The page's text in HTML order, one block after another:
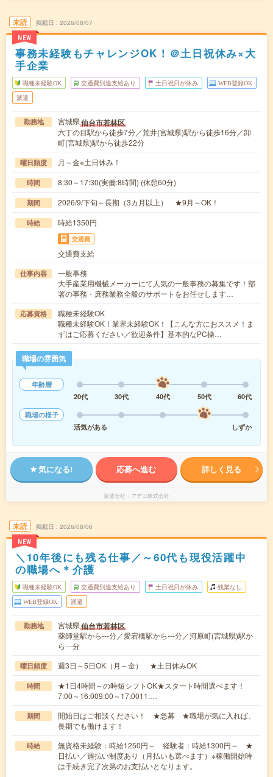
未読
NEW
掲載日 2026/08/07
事務未経験もチャレンジOK！＠土日祝休み×大
手企業
職種未経験OK 交通費別途支給あり 土日祝日が休み WEB登録OK
派遣
勤務地 宮城県仙台市若林区
六丁の目駅から徒歩7分／荒井(宮城県)駅から徒歩16分／卸
町(宮城県)駅から徒歩22分
曜日頻度 月～金※土日休み！
時間 8:30～17:30(実働:8時間) (休憩60分)
期間 2026/9/下旬～長期（3カ月以上） ★9月～OK！
時給 時給1350円
交通費
交通費支給
仕事内容
一般事務
大手産業用機械メーカーにて人気の一般事務の募集です！部
署の事務・庶務業務全般のサポートをお任せします…
応募資格
職種未経験OK
職種未経験OK！業界未経験OK！【こんな方におススメ！ま
ずはご応募ください／歓迎条件】基本的なPC操…
職場の雰囲気
年齢層
20代
30代 40代 50代
60代
職場の様子
活気がある
しずか
気になる! 応募へ進む 詳しく見る
派遣会社 アデコ株式会社
未読
NEW
掲載日 2026/08/06
＼10年後にも残る仕事／～60代も現役活躍中
の職場へ＊介護
職種未経験OK 交通費別途支給あり 土日祝日が休み 残業なし
WEB登録OK 派遣
勤務地 宮城県仙台市若林区
薬師堂駅から---分／愛宕橋駅から---分／河原町(宮城県)駅か
ら---分
曜日頻度 週3日～5日OK（月～金） ★土日休みOK
時間
★1日4時間～の時短シフトOK★スタート時間選べます！
7:00～16:009:00～17:0011:…
期間
開始日はご相談ください！ ★急募 ★職場が気に入れば、
長期でも働けます！
時給
無資格未経験：時給1250円～ 経験者：時給1300円～ ★
日払い／週払い制度あり（月払いも選べます）※稼働開始時
は手続き完了次第のお支払いとなります。